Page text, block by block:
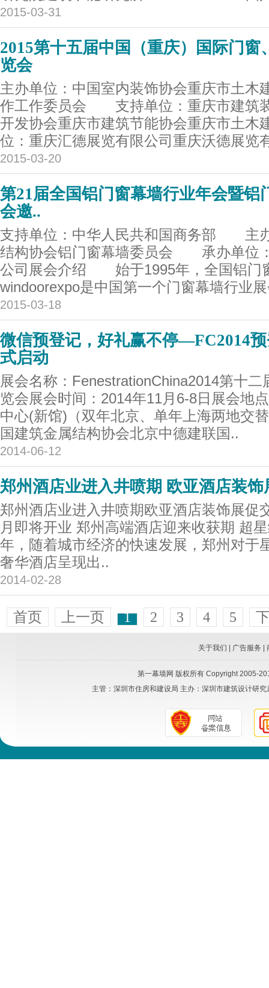
2015-03-31
2015第十五届中国（重庆）国际门窗
览会
主办单位：中国室内装饰协会重庆市土木
作工作委员会 支持单位：重庆市建筑
开发协会重庆市建筑节能协会重庆市土
位：重庆汇德展览有限公司重庆沃德展览
2015-03-20
第21届全国铝门窗幕墙行业年会暨铝
会邀..
支持单位：中华人民共和国商务部 主
结构协会铝门窗幕墙委员会 承办单位
公司展会介绍 始于1995年，全国铝门
windoorexpo是中国第一个门窗幕墙行业
2015-03-18
微信预登记，好礼赢不停—FC2014
式启动
展会名称：FenestrationChina2014第十
览会展会时间：2014年11月6-8日展会地
中心(新馆)（双年北京、单年上海两地交
国建筑金属结构协会北京中德建联国..
2014-06-12
郑州酒店业进入井喷期 欧亚酒店装饰
郑州酒店业进入井喷期欧亚酒店装饰展促
月即将开业 郑州高端酒店迎来收获期 超
年，随着城市经济的快速发展，郑州对于
奢华酒店呈现出..
2014-02-28
首页 上一页 1 2 3 4 5
关于我们 广告服务 |
第一幕墙网 版权所有 Copyright 2005-
主管：深圳市住房和建设局 主办：深圳市建筑设计研